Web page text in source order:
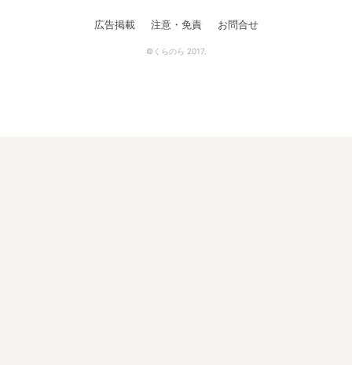
広告掲載 注意・免責 お問合せ
©くらのら 2017.